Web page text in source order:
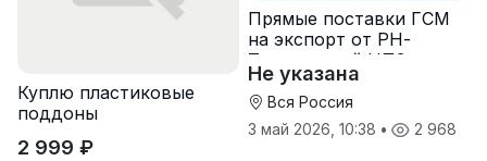
Куплю пластиковые
поддоны
2 999 ₽
Прямые поставки ГСМ
на экспорт от РН-
Туапсинский НПЗ
Не указана
Вся Россия
3 май 2026, 10:38 • 2 968